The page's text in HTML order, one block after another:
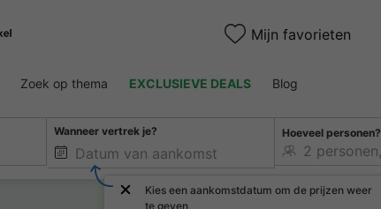
Mijn favorieten
Zoek op thema EXCLUSIEVE DEALS Blog
Wanneer vertrek je?
Kies een aankomstdatum om de prijzen weer
te geven
Hoeveel personen?